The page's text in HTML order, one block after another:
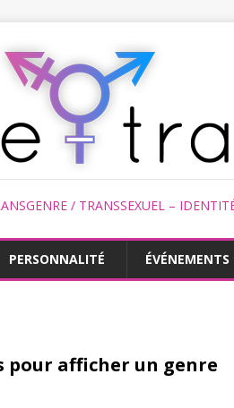
/ TRANSSEXUEL –
PERSONNALITÉ ÉVÉNEMENTS
pour afficher un genre